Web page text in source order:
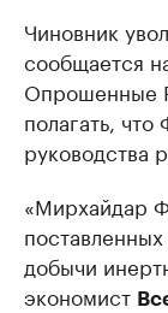
Чиновник
сообщается
Опрошенные
полагать,
руководства
«Мирхайдар
добычи
экономист